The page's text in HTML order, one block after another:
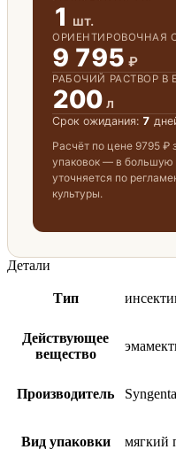
1 шт.
ОРИЕНТИРОВОЧНАЯ
9 795 ₽
РАБОЧИЙ РАСТВОР В
200 л
Срок ожидания: 7
Расчёт по цене 9795 ₽
упаковок — в большую
уточняется по
культуры.
Детали
Тип
Действующее
вещество
Производитель Syngenta
Вид упаковки мягкий